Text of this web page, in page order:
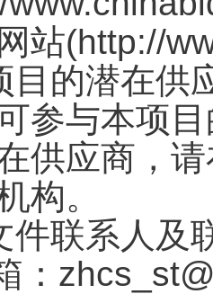
站(http://
目的潜在供
参与本项
供应商，
构。
件联系人及
：